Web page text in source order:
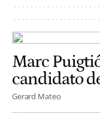
Marc
candidato
Gerard Mateo